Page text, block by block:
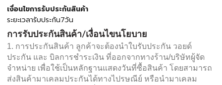
เงื่อนไขการรับประกันสินค้า
ระยะเวลารับประกัน7วัน
การรับประกันสินค้า/เงื่อนไขนโยบาย
1. การประกันสินค้า ลูกค้าจะต้องนำใบรับประกัน วอยด์
ประกัน และ บิลการชำระเงิน ที่ออกจากทางร้าน/บริษัทผู้จัด
จำหน่าย เพื่อใช้เป็นหลักฐานแสดงวันที่ซื้อสินค้า โดยสามารถ
ส่งสินค้ามาเคลมประกันได้ทางไปรษณีย์ หรือนำมาเคลม